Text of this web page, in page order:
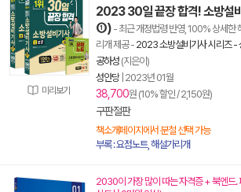
미리보기
2023 30일 끝장 합격! 소방설
①) - 최근 개정법령 반영, 100% 상세한
리개 제공- 2023 소방설비기사 시리즈 -
공하성 (지은이)
성안당| 2023년 01월
38,700원 (10% 할인 / 2,150원)
구판절판
책소개페이지에서 분철 선택 가능
부록 : 요점노트, 해설가리개
2030이 가장 많이 따는 자격증 + 북엔드.